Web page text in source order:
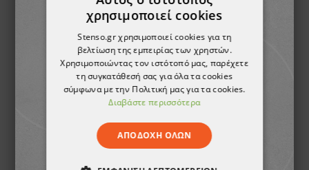
Γάντια βουτηγμένα σε λατέξ CARD DIPPERICE 2.0
2,11 € 1,98 €
χρησιμοποιεί cookies
Stenso.gr χρησιμοποιεί cookies για τη
βελτίωση της εμπειρίας των χρηστών.
Χρησιμοποιώντας τον ιστότοπό μας, παρέχετε
τη συγκατάθεσή σας για όλα τα cookies
σύμφωνα με την Πολιτική μας για τα cookies.
Διαβάστε περισσότερα
ΑΠΟΔΟΧΉ ΌΛΩΝ